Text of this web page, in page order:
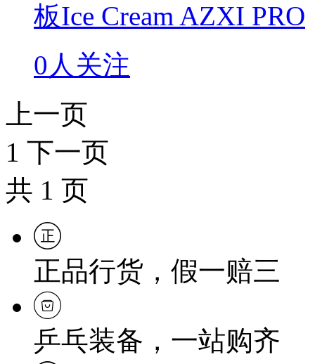
板Ice Cream AZXI PRO
0人关注
上一页
1 下一页
共 1 页
正品行货，假一赔三
乒乓装备，一站购齐